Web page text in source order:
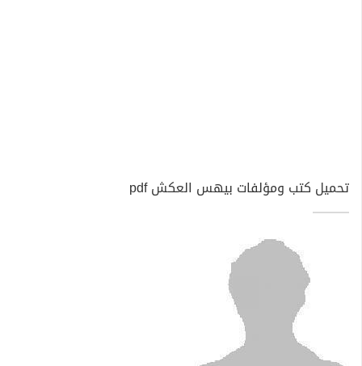
تحميل كتب ومؤلفات بيهس العكش pdf